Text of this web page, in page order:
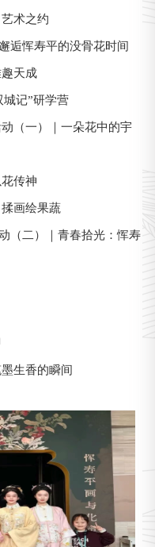
术之约
逅恽寿平的没骨花时间
天成
记”研学营
（一）｜一朵花中的宇
传神
画绘果蔬
（二）｜青春拾光：恽寿
生香的瞬间